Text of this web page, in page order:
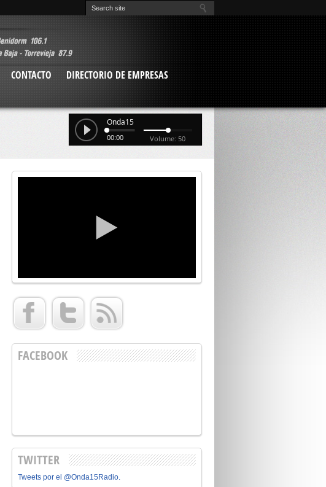
CONTACTO
DIRECTORIO DE EMPRESAS
Onda15
00:00 Volume: 50
FACEBOOK
TWITTER
Tweets por el @Onda15Radio.